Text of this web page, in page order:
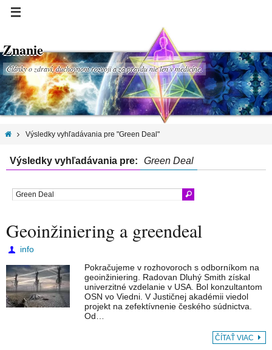
Znanie
Články o zdraví, duchovnom rozvoji a za pravdu nie len v medicíne.
Výsledky vyhľadávania pre "Green Deal"
Výsledky vyhľadávania pre: Green Deal
Geoinžiniering a greendeal
info
Pokračujeme v rozhovoroch s odborníkom na
geoinžiniering. Radovan Dluhý Smith získal
univerzitné vzdelanie v USA. Bol konzultantom
OSN vo Viedni. V Justičnej akadémii viedol
projekt na zefektívnenie českého súdnictva.
Od…
ČÍTAŤ VIAC